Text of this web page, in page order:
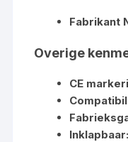
Fabrikant
Overige
CE
Inklapbaar: